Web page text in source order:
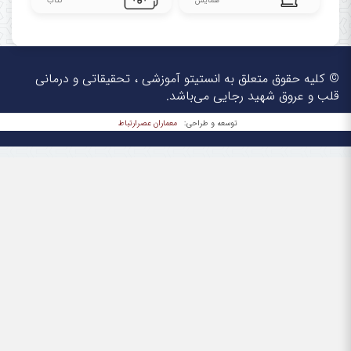
© کلیه حقوق متعلق به انستیتو آموزشی ، تحقیقاتی و درمانی
قلب و عروق شهید رجایی می‌باشد.
توسعه و طراحی: معماران عصر‌ارتباط